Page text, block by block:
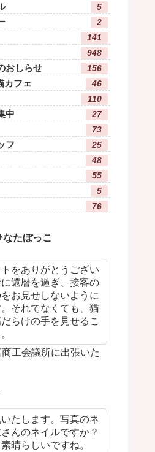
5
2
141
948
おしらせ 156
カフェ 46
110
中 27
73
フ 25
48
55
5
76
なたぼっこ
をありがとうござい
還暦を過ぎ、接客の
お見せしないように
それでなくても、猫
らけの手を見せるこ
工会議所に出張いた
たします。写真のネ
んのネイルですか？
晴らしいですね。